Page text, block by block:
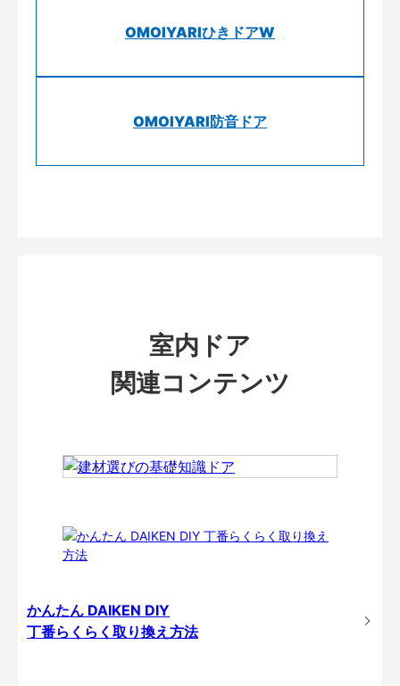
OMOIYARIひきドアW
OMOIYARI防音ドア
室内ドア
関連コンテンツ
かんたん DAIKEN DIY
丁番らくらく取り換え方法